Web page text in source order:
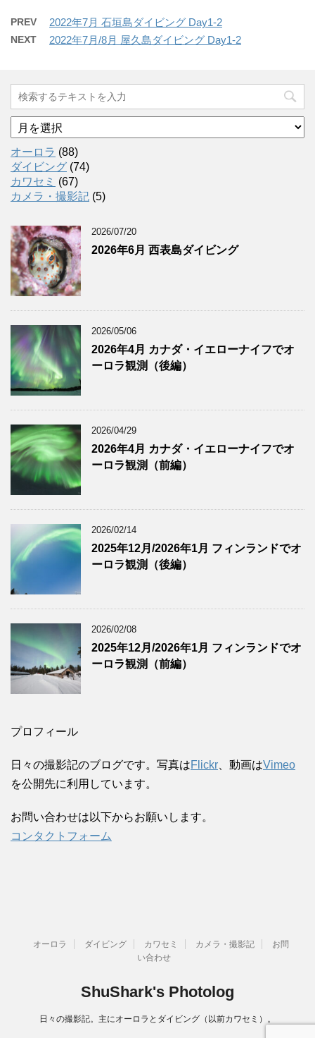
PREV 2022年7月 石垣島ダイビング Day1-2
NEXT 2022年7月/8月 屋久島ダイビング Day1-2
ア
ー
カ
イ
ブ
オーロラ (88)
ダイビング (74)
カワセミ (67)
カメラ・撮影記 (5)
2026/07/20
2026年6月 西表島ダイビング
2026/05/06
2026年4月 カナダ・イエローナイフでオ
ーロラ観測（後編）
2026/04/29
2026年4月 カナダ・イエローナイフでオ
ーロラ観測（前編）
2026/02/14
2025年12月/2026年1月 フィンランドでオ
ーロラ観測（後編）
2026/02/08
2025年12月/2026年1月 フィンランドでオ
ーロラ観測（前編）
プロフィール
日々の撮影記のブログです。写真はFlickr 、動画はVimeo
を公開先に利用しています。
お問い合わせは以下からお願いします。
コンタクトフォーム
オーロラ ダイビング カワセミ カメラ・撮影記
お問
い合わせ
ShuShark's Photolog
日々の撮影記。主にオーロラとダイビング（以前カワセミ）。